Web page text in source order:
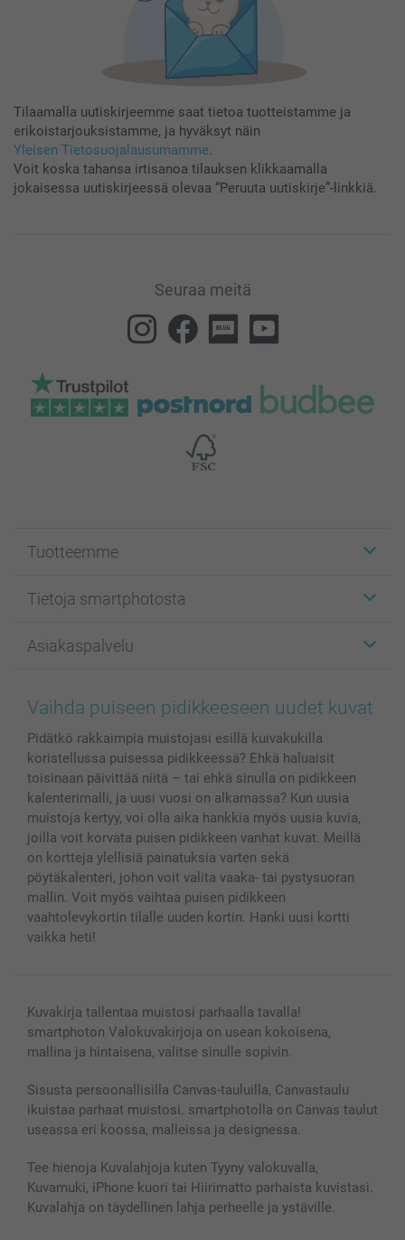
Tilaamalla uutiskirjeemme saat tietoa tuotteistamme ja
erikoistarjouksistamme, ja hyväksyt näin
Yleisen Tietosuojalausumamme.
Voit koska tahansa irtisanoa tilauksen klikkaamalla
jokaisessa uutiskirjeessä olevaa “Peruuta uutiskirje”-linkkiä.
Seuraa meitä
Tuotteemme
Kuvakortit
Kuvakirjat
Valokuvat, Julisteet & Taskukirjat
MyNameBook
Kuvakalenterit & Päivyrit
Valokuvakehykset & Lisätarvikkeet
Lahjakortti
Kaikki kuvatuotteet
Tietoja smartphotosta
Affiliate ohjelma
Evästekäytäntö
Ehdot/takuut
Investor Relations
Asiakaspalvelu
100% tyytyväisyystakuu
Hinnat & maksutavat
Tilausten tila
Vaihda puiseen pidikkeeseen uudet kuvat
Pidätkö rakkaimpia muistojasi esillä kuivakukilla
koristellussa puisessa pidikkeessä? Ehkä haluaisit
toisinaan päivittää niitä – tai ehkä sinulla on pidikkeen
kalenterimalli, ja uusi vuosi on alkamassa? Kun uusia
muistoja kertyy, voi olla aika hankkia myös uusia kuvia,
joilla voit korvata puisen pidikkeen vanhat kuvat. Meillä
on kortteja ylellisiä painatuksia varten sekä
pöytäkalenteri, johon voit valita vaaka- tai pystysuoran
mallin. Voit myös vaihtaa puisen pidikkeen
vaahtolevykortin tilalle uuden kortin. Hanki uusi kortti
vaikka heti!
Kuvakirja tallentaa muistosi parhaalla tavalla!
smartphoton Valokuvakirjoja on usean kokoisena,
mallina ja hintaisena, valitse sinulle sopivin.
Sisusta persoonallisilla Canvas-tauluilla, Canvastaulu
ikuistaa parhaat muistosi. smartphotolla on Canvas taulut
useassa eri koossa, malleissa ja designessa.
Tee hienoja Kuvalahjoja kuten Tyyny valokuvalla,
Kuvamuki, iPhone kuori tai Hiirimatto parhaista kuvistasi.
Kuvalahja on täydellinen lahja perheelle ja ystäville.